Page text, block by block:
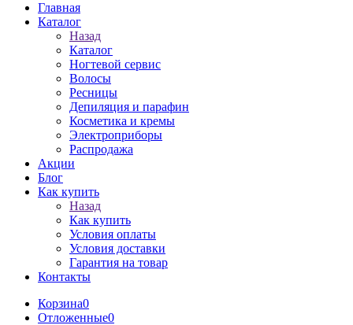
Главная
Каталог
Назад
Каталог
Ногтевой сервис
Волосы
Ресницы
Депиляция и парафин
Косметика и кремы
Электроприборы
Распродажа
Акции
Блог
Как купить
Назад
Как купить
Условия оплаты
Условия доставки
Гарантия на товар
Контакты
Корзина0
Отложенные0